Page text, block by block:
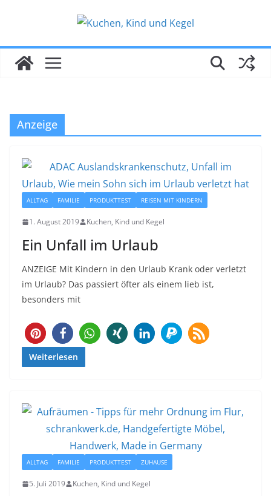
Anzeige
ALLTAG FAMILIE PRODUKTTEST REISEN MIT KINDERN
1. August 2019 Kuchen, Kind und Kegel
Ein Unfall im Urlaub
ANZEIGE Mit Kindern in den Urlaub Krank oder verletzt
im Urlaub? Das passiert öfter als einem lieb ist,
besonders mit
Weiterlesen
ALLTAG FAMILIE PRODUKTTEST ZUHAUSE
5. Juli 2019 Kuchen, Kind und Kegel